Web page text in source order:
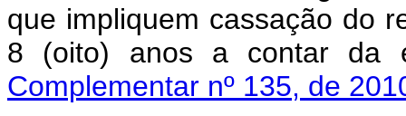
que impliquem cassação do
8 (oito) anos a contar da
Complementar nº 135, de